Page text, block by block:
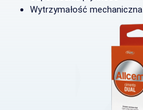
Wytrzymałość mechaniczna